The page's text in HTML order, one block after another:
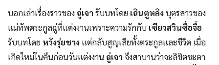
บอกเล่าเรื่องราวของ ฉู่เจารับบทโดย เฉินตูหลิงบุตรสาวของ
แม่ทัพตระกูลฉู่ที่แต่งงานเพราะความรักกับ เซียวสวินซื่อจื่อ
รับบทโดย หวังรุ่ยชาง แต่กลับสูญเสียทั้งตระกูลและชีวิต เมื่อ
เกิดใหม่ในคืนก่อนวันแต่งงาน ฉู่เจาจึงสาบานว่าจะลิขิตชะตา